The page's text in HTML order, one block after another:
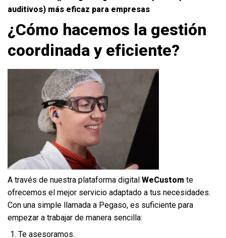
auditivos) más eficaz para empresas
¿Cómo hacemos la gestión
coordinada y eficiente?
A través de nuestra plataforma digital WeCustom te
ofrecemos el mejor servicio adaptado a tus necesidades.
Con una simple llamada a Pegaso, es suficiente para
empezar a trabajar de manera sencilla:
Te asesoramos.